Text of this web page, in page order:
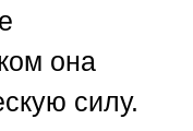
она
силу.